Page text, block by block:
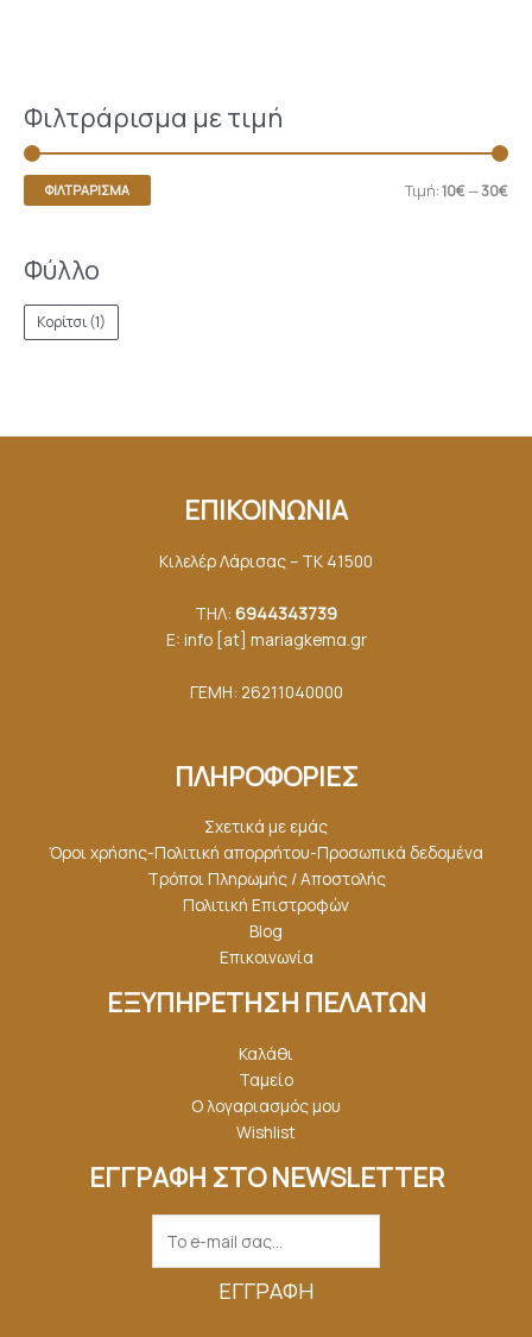
Φιλτράρισμα με τιμή
ΦΙΛΤΡΆΡΙΣΜΑ Τιμή:10€—30€
Φύλλο
Κορίτσι(1)
ΕΠΙΚΟΙΝΩΝΙΑ
Κιλελέρ Λάρισας – ΤΚ 41500
ΤΗΛ: 6944343739
E: info [at] mariagkemα.gr
ΓΕΜΗ: 26211040000
ΠΛΗΡΟΦΟΡΙΕΣ
Σχετικά με εμάς
Όροι χρήσης-Πολιτική απορρήτου-Προσωπικά δεδομένα
Τρόποι Πληρωμής / Αποστολής
Πολιτική Επιστροφών
Blog
Επικοινωνία
ΕΞΥΠΗΡΕΤΗΣΗ ΠΕΛΑΤΩΝ
Καλάθι
Ταμείο
Ο λογαριασμός μου
Wishlist
ΕΓΓΡΑΦΗ ΣΤΟ NEWSLETTER
ΕΓΓΡΑΦΉ